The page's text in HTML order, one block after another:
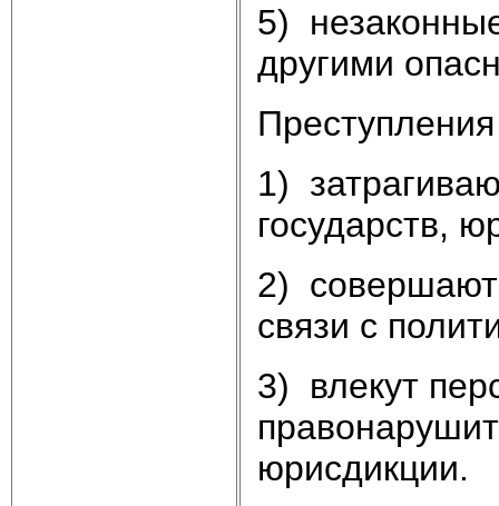
5)
другими
1)
государств,
2)
связи с
3) влекут
юрисдикции.